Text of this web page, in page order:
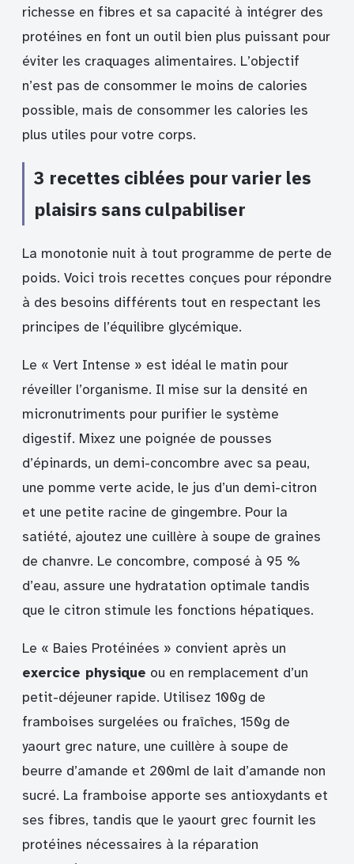
richesse en fibres et sa capacité à intégrer des
protéines en font un outil bien plus puissant pour
éviter les craquages alimentaires. L’objectif
n’est pas de consommer le moins de calories
possible, mais de consommer les calories les
plus utiles pour votre corps.
3 recettes ciblées pour varier les
plaisirs sans culpabiliser
La monotonie nuit à tout programme de perte de
poids. Voici trois recettes conçues pour répondre
à des besoins différents tout en respectant les
principes de l’équilibre glycémique.
Le « Vert Intense » est idéal le matin pour
réveiller l’organisme. Il mise sur la densité en
micronutriments pour purifier le système
digestif. Mixez une poignée de pousses
d’épinards, un demi-concombre avec sa peau,
une pomme verte acide, le jus d’un demi-citron
et une petite racine de gingembre. Pour la
satiété, ajoutez une cuillère à soupe de graines
de chanvre. Le concombre, composé à 95 %
d’eau, assure une hydratation optimale tandis
que le citron stimule les fonctions hépatiques.
Le « Baies Protéinées » convient après un
exercice physique ou en remplacement d’un
petit-déjeuner rapide. Utilisez 100g de
framboises surgelées ou fraîches, 150g de
yaourt grec nature, une cuillère à soupe de
beurre d’amande et 200ml de lait d’amande non
sucré. La framboise apporte ses antioxydants et
ses fibres, tandis que le yaourt grec fournit les
protéines nécessaires à la réparation